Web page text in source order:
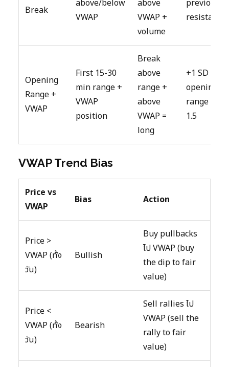
Break
above/below
VWAP
above
VWAP +
volume
previous
resistance
Opening
Range +
VWAP
First 15-30
min range +
VWAP
position
Break
above
range +
above
VWAP =
long
+1 SD /
opening
range ×
1.5
VWAP Trend Bias
Price vs
VWAP
Bias Action
Price >
VWAP (ทั้ง
วัน)
Bullish
Buy pullbacks
ไป VWAP (buy
the dip to fair
value)
Price <
VWAP (ทั้ง
วัน)
Bearish
Sell rallies ไป
VWAP (sell the
rally to fair
value)